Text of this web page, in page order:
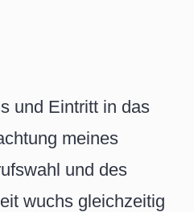
und Eintritt in das
meines
und des
wuchs gleichzeitig